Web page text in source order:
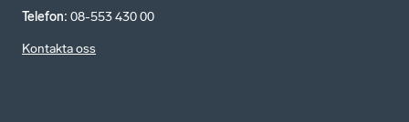
Telefon: 08-553 430 00
Kontakta oss